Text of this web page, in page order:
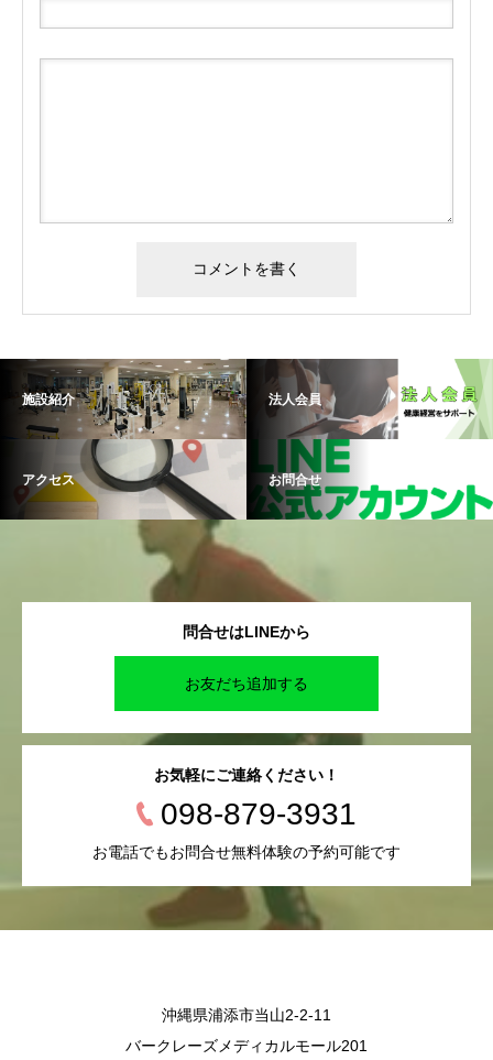
施設紹介 法人会員
アクセス お問合せ
問合せはLINEから
お友だち追加する
お気軽にご連絡ください！
098-879-3931
お電話でもお問合せ無料体験の予約可能です
沖縄県浦添市当山2-2-11
バークレーズメディカルモール201